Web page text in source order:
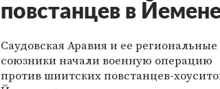
повстанцев в
Саудовская Аравия и ее региональные
союзники начали военную операцию
против шиитских повстанцев-